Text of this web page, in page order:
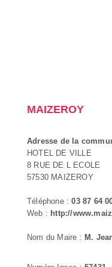
MAIZEROY
Adresse de la
HOTEL DE VILLE
8 RUE DE L ECOLE
57530 MAIZEROY
Téléphone :03 87 64
Web : http://
Nom du Maire : M.